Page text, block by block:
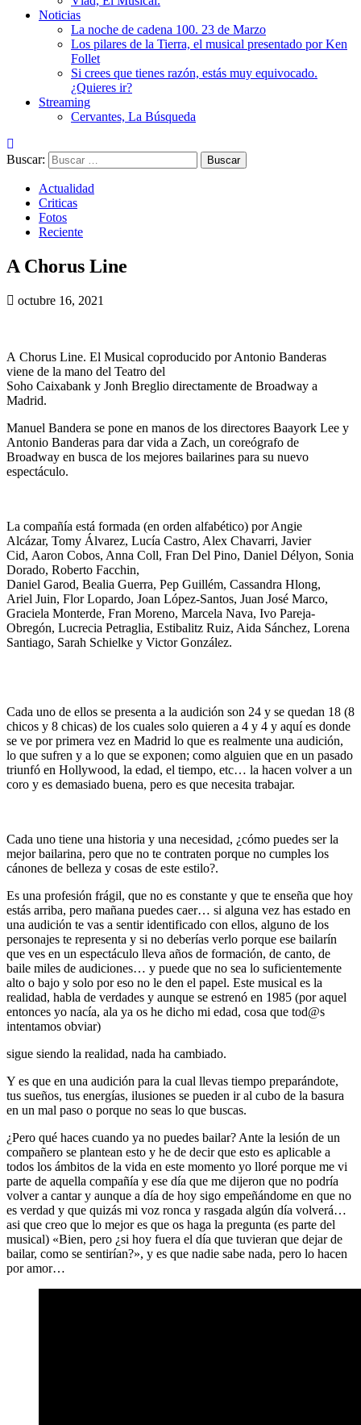
Noticias
La noche de cadena 100. 23 de Marzo
Los pilares de la Tierra, el musical presentado por Ken
Follet
Si crees que tienes razón, estás muy equivocado.
¿Quieres ir?
Streaming
Cervantes, La Búsqueda
Buscar:
Actualidad
Criticas
Fotos
Reciente
A Chorus Line
octubre 16, 2021
A Chorus Line. El Musical coproducido por Antonio Banderas
viene de la mano del Teatro del
Soho Caixabank y Jonh Breglio directamente de Broadway a
Madrid.
Manuel Bandera se pone en manos de los directores Baayork Lee y
Antonio Banderas para dar vida a Zach, un coreógrafo de
Broadway en busca de los mejores bailarines para su nuevo
espectáculo.
La compañía está formada (en orden alfabético) por Angie
Alcázar, Tomy Álvarez, Lucía Castro, Alex Chavarri, Javier
Cid, Aaron Cobos, Anna Coll, Fran Del Pino, Daniel Délyon, Sonia
Dorado, Roberto Facchin,
Daniel Garod, Bealia Guerra, Pep Guillém, Cassandra Hlong,
Ariel Juin, Flor Lopardo, Joan López-Santos, Juan José Marco,
Graciela Monterde, Fran Moreno, Marcela Nava, Ivo Pareja-
Obregón, Lucrecia Petraglia, Estibalitz Ruiz, Aida Sánchez, Lorena
Santiago, Sarah Schielke y Victor González.
Cada uno de ellos se presenta a la audición son 24 y se quedan 18 (8
chicos y 8 chicas) de los cuales solo quieren a 4 y 4 y aquí es donde
se ve por primera vez en Madrid lo que es realmente una audición,
lo que sufren y a lo que se exponen; como alguien que en un pasado
triunfó en Hollywood, la edad, el tiempo, etc… la hacen volver a un
coro y es demasiado buena, pero es que necesita trabajar.
Cada uno tiene una historia y una necesidad, ¿cómo puedes ser la
mejor bailarina, pero que no te contraten porque no cumples los
cánones de belleza y cosas de este estilo?.
Es una profesión frágil, que no es constante y que te enseña que hoy
estás arriba, pero mañana puedes caer… si alguna vez has estado en
una audición te vas a sentir identificado con ellos, alguno de los
personajes te representa y si no deberías verlo porque ese bailarín
que ves en un espectáculo lleva años de formación, de canto, de
baile miles de audiciones… y puede que no sea lo suficientemente
alto o bajo y solo por eso no le den el papel. Este musical es la
realidad, habla de verdades y aunque se estrenó en 1985 (por aquel
entonces yo nacía, ala ya os he dicho mi edad, cosa que tod@s
intentamos obviar)
sigue siendo la realidad, nada ha cambiado.
Y es que en una audición para la cual llevas tiempo preparándote,
tus sueños, tus energías, ilusiones se pueden ir al cubo de la basura
en un mal paso o porque no seas lo que buscas.
¿Pero qué haces cuando ya no puedes bailar? Ante la lesión de un
compañero se plantean esto y he de decir que esto es aplicable a
todos los ámbitos de la vida en este momento yo lloré porque me vi
parte de aquella compañía y ese día que me dijeron que no podría
volver a cantar y aunque a día de hoy sigo empeñándome en que no
es verdad y que quizás mi voz ronca y rasgada algún día volverá…
asi que creo que lo mejor es que os haga la pregunta (es parte del
musical) «Bien, pero ¿si hoy fuera el día que tuvieran que dejar de
bailar, como se sentirían?», y es que nadie sabe nada, pero lo hacen
por amor…